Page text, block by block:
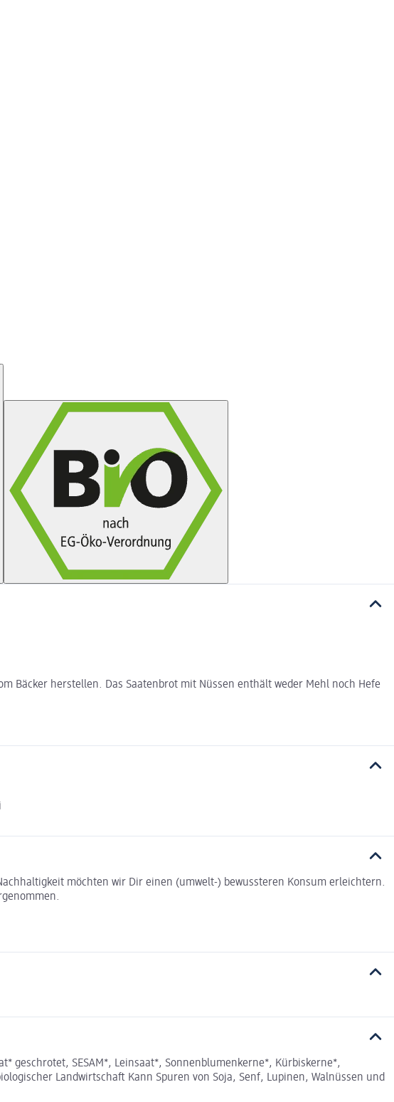
Bäcker herstellen. Das Saatenbrot mit Nüssen enthält weder Mehl noch Hefe
möchten wir Dir einen (umwelt-) bewussteren Konsum erleichtern.
geschrotet, SESAM*, Leinsaat*, Sonnenblumenkerne*, Kürbiskerne*,
Landwirtschaft Kann Spuren von Soja, Senf, Lupinen, Walnüssen und